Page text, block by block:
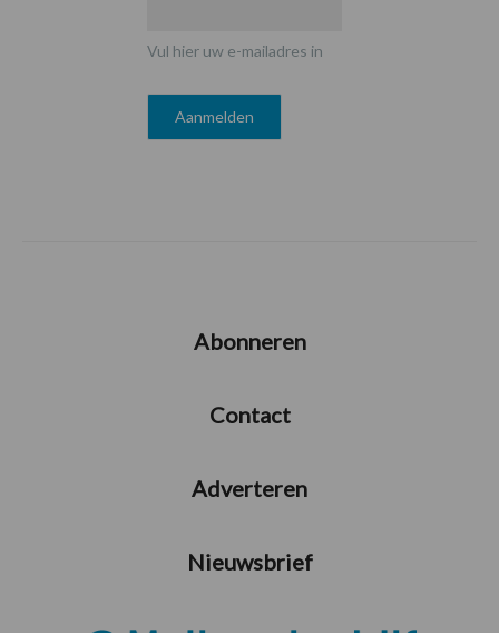
Vul hier uw e-mailadres in
Abonneren
Contact
Adverteren
Nieuwsbrief